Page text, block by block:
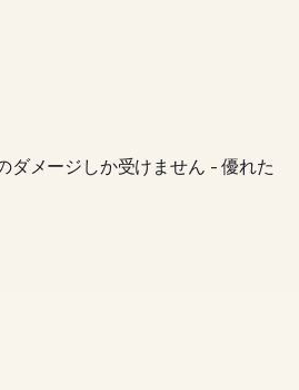
ダメージしか受けません - 優れた